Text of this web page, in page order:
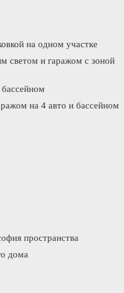
на одном участке
светом и гаражом с зоной
на 4 авто и бассейном
пространства
дома